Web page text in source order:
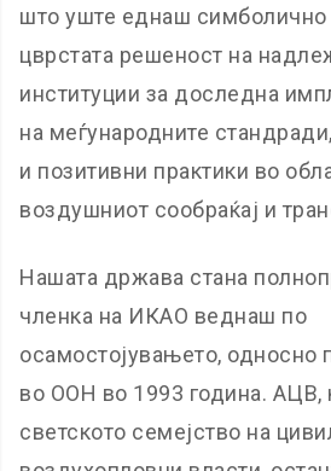
што уште еднаш симболично
цврстата решеност на
институции за доследна
на меѓународните
и позитивни практики во
воздушниот сообраќај и
Нашата држава стана
членка на ИКАО веднаш по
осамостојувањето, односно
во ООН во 1993 година. АЦВ,
светското семејство на